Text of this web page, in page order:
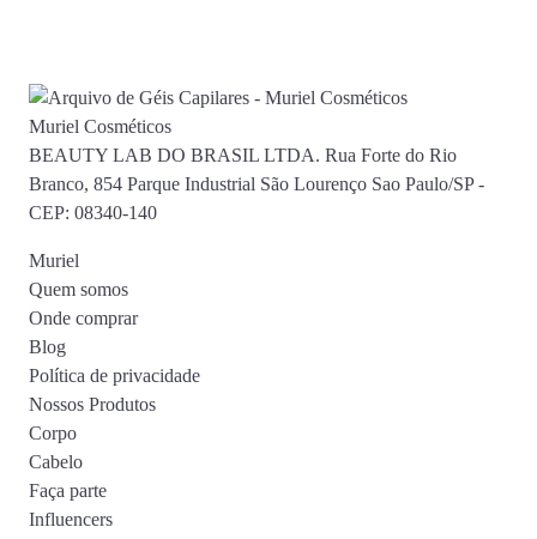
Muriel Cosméticos
BEAUTY LAB DO BRASIL LTDA. Rua Forte do Rio
Branco, 854 Parque Industrial São Lourenço Sao Paulo/SP -
CEP: 08340-140
Muriel
Quem somos
Onde comprar
Blog
Política de privacidade
Nossos Produtos
Corpo
Cabelo
Faça parte
Influencers